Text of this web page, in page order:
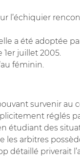
l’échiquier
a été adoptée
1er juillet 2005.
féminin.
survenir au
réglés
étudiant des
les arbitres
détaillé priverait